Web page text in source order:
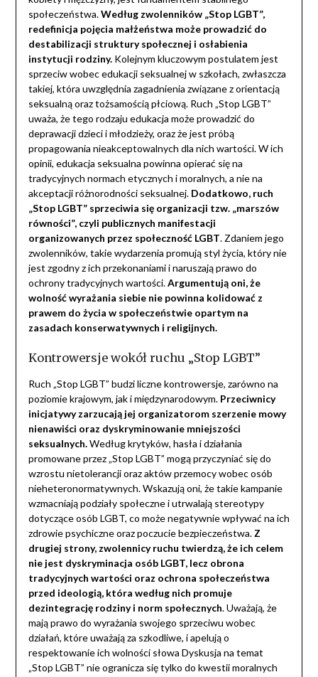
społeczeństwa.Według zwolenników „Stop LGBT”,
redefinicja pojęcia małżeństwa może prowadzić do
destabilizacji struktury społecznej i osłabienia
instytucji rodziny.Kolejnym kluczowym postulatem jest
sprzeciw wobec edukacji seksualnej w szkołach, zwłaszcza
takiej, która uwzględnia zagadnienia związane z orientacją
seksualną oraz tożsamością płciową. Ruch „Stop LGBT”
uważa, że tego rodzaju edukacja może prowadzić do
deprawacji dzieci i młodzieży, oraz że jest próbą
propagowania nieakceptowalnych dla nich wartości. W ich
opinii, edukacja seksualna powinna opierać się na
tradycyjnych normach etycznych i moralnych, a nie na
akceptacji różnorodności seksualnej. Dodatkowo, ruch
„Stop LGBT” sprzeciwia się organizacji tzw. „marszów
równości”, czyli publicznych manifestacji
organizowanych przez społeczność LGBT. Zdaniem jego
zwolenników, takie wydarzenia promują styl życia, który nie
jest zgodny z ich przekonaniami i naruszają prawo do
ochrony tradycyjnych wartości.Argumentują oni, że
wolność wyrażania siebie nie powinna kolidować z
prawem do życia w społeczeństwie opartym na
zasadach konserwatywnych i religijnych.
Kontrowersje wokół ruchu „Stop LGBT”
Ruch „Stop LGBT” budzi liczne kontrowersje, zarówno na
poziomie krajowym, jak i międzynarodowym. Przeciwnicy
inicjatywy zarzucają jej organizatorom szerzenie mowy
nienawiści oraz dyskryminowanie mniejszości
seksualnych.Według krytyków, hasła i działania
promowane przez „Stop LGBT” mogą przyczyniać się do
wzrostu nietolerancji oraz aktów przemocy wobec osób
nieheteronormatywnych. Wskazują oni, że takie kampanie
wzmacniają podziały społeczne i utrwalają stereotypy
dotyczące osób LGBT, co może negatywnie wpływać na ich
zdrowie psychiczne oraz poczucie bezpieczeństwa. Z
drugiej strony, zwolennicy ruchu twierdzą, że ich celem
nie jest dyskryminacja osób LGBT, lecz obrona
tradycyjnych wartości oraz ochrona społeczeństwa
przed ideologią, która według nich promuje
dezintegrację rodziny i norm społecznych. Uważają, że
mają prawo do wyrażania swojego sprzeciwu wobec
działań, które uważają za szkodliwe, i apelują o
respektowanie ich wolności słowa Dyskusja na temat
„Stop LGBT” nie ogranicza się tylko do kwestii moralnych